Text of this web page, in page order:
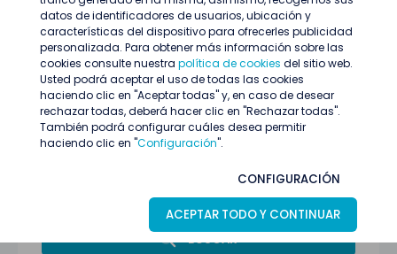
datos de identificadores de usuarios, ubicación y
características del dispositivo para ofrecerles publicidad
personalizada. Para obtener más información sobre las
cookies consulte nuestra política de cookies del sitio web.
Usted podrá aceptar el uso de todas las cookies
haciendo clic en "Aceptar todas" y, en caso de desear
rechazar todas, deberá hacer clic en "Rechazar todas".
También podrá configurar cuáles desea permitir
haciendo clic en "Configuración".
CONFIGURACIÓN
ACEPTAR TODO Y CONTINUAR
Alicante
Todas las categorías
BUSCAR